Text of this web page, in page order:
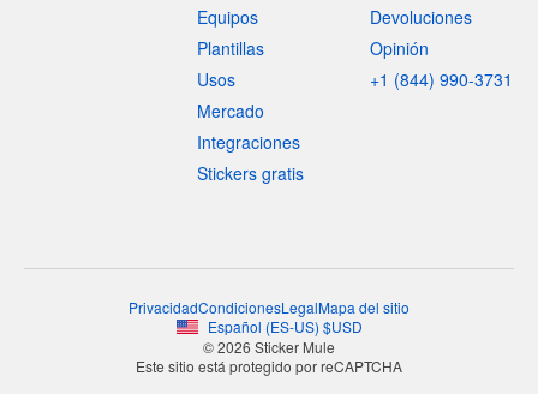
Equipos
Plantillas
Usos
Mercado
Integraciones
Stickers gratis
Devoluciones
Opinión
+1 (844) 990-3731
PrivacidadCondicionesLegalMapa del sitio
Español (ES-US) $USD
© 2026 Sticker Mule
Este sitio está protegido por reCAPTCHA